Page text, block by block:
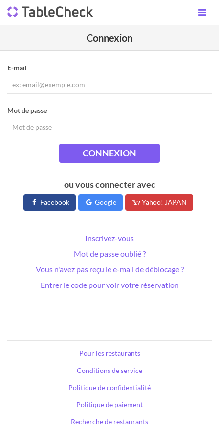
Connexion
E-mail
Mot de passe
CONNEXION
ou vous connecter avec
Facebook Google Yahoo! JAPAN
Inscrivez-vous
Mot de passe oublié ?
Vous n'avez pas reçu le e-mail de déblocage ?
Entrer le code pour voir votre réservation
Pour les restaurants
Conditions de service
Politique de confidentialité
Politique de paiement
Recherche de restaurants